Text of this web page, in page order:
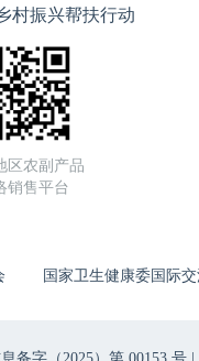
村振兴帮扶行动
区农副产品
销售平台
国家卫生健康委国际